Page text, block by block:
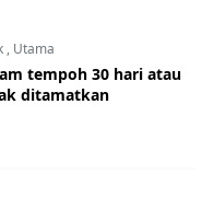
, Utama
tempoh 30 hari atau
ditamatkan